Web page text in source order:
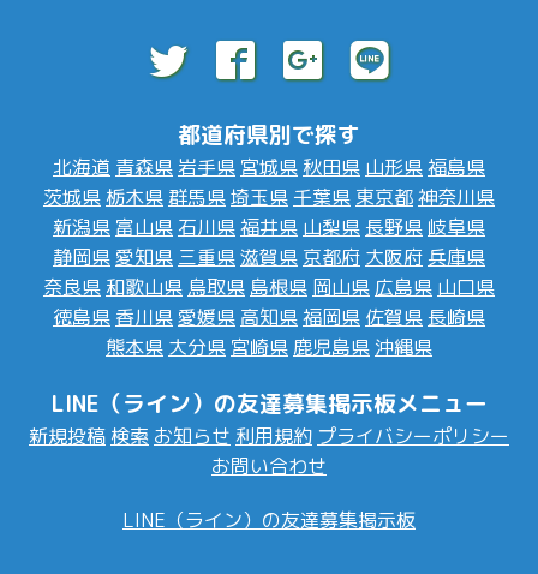
都道府県別で探す
北海道 青森県 岩手県 宮城県 秋田県 山形県福島県
茨城県 栃木県群馬県埼玉県 千葉県 東京都神奈川県
新潟県 富山県 石川県福井県 山梨県 長野県 岐阜県
静岡県愛知県 三重県滋賀県 京都府 大阪府 兵庫県
奈良県 和歌山県 鳥取県 島根県 岡山県 広島県 山口県
徳島県 香川県愛媛県 高知県福岡県 佐賀県 長崎県
熊本県 大分県 宮崎県 鹿児島県 沖縄県
LINE（ライン）の友達募集掲示板メニュー
新規投稿 検索 お知らせ 利用規約 プライバシーポリシー
お問い合わせ
LINE（ライン）の友達募集掲示板